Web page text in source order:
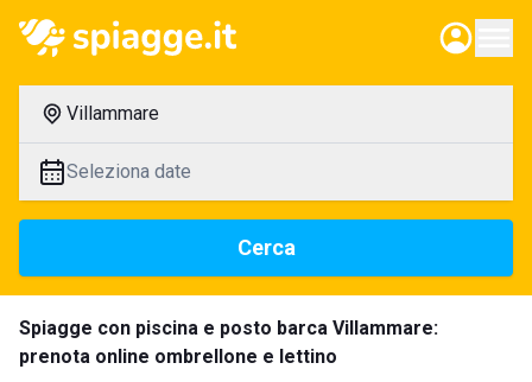
Villammare
Seleziona date
Cerca
Spiagge con piscina e posto barca Villammare:
prenota online ombrellone e lettino